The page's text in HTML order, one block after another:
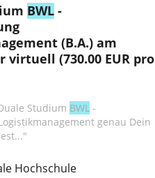
BWL -
(B.A.) am
virtuell (730.00 EUR pro
Studium BWL -
genau Dein
Hochschule